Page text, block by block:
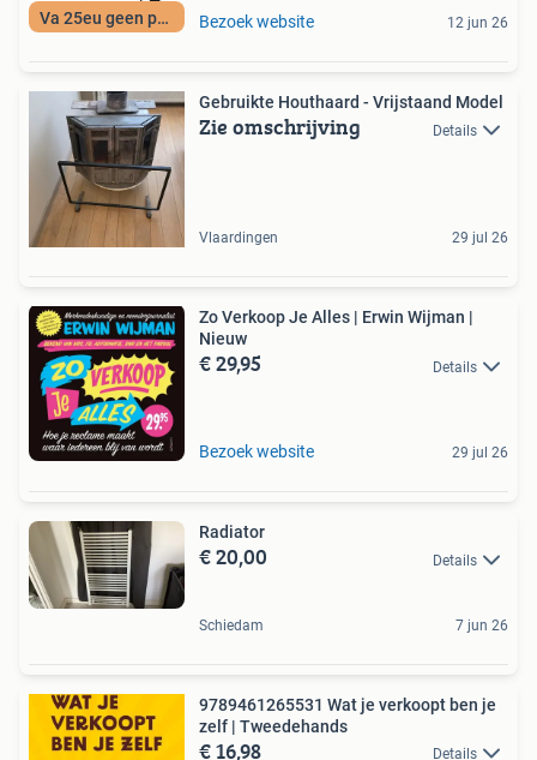
Va 25eu geen porto Bezoek website 12 jun 26
Gebruikte Houthaard - Vrijstaand Model
Zie omschrijving Details
Vlaardingen 29 jul 26
Zo Verkoop Je Alles | Erwin Wijman |
Nieuw
€ 29,95 Details
Bezoek website 29 jul 26
Radiator
€ 20,00 Details
Schiedam 7 jun 26
9789461265531 Wat je verkoopt ben je
zelf | Tweedehands
€ 16,98 Details